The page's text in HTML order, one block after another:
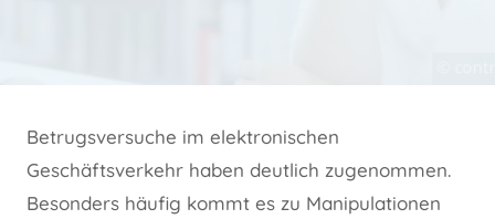
Betrugsversuche im elektronischen
Geschäftsverkehr haben deutlich zugenommen.
Besonders häufig kommt es zu Manipulationen